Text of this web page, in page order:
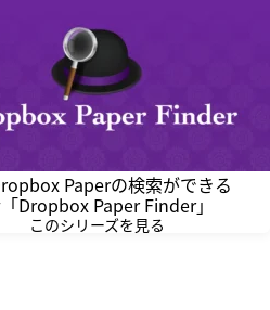
Paperの検索ができる
Dropbox Paper Finder」
このシリーズを見る